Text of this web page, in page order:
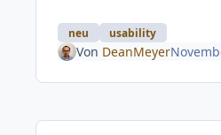
neu usability
Von DeanMeyer